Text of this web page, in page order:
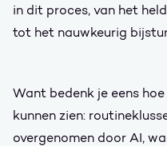
in dit proces, van het
tot het nauwkeurig
Want bedenk je eens
kunnen zien:
overgenomen door AI,